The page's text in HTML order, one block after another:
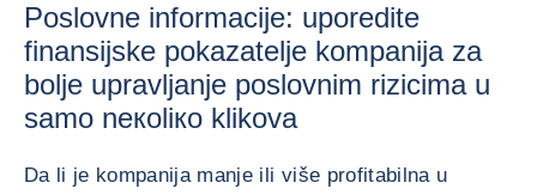
Poslovne informacije: uporedite
finansijske pokazatelje kompanija za
bolje upravljanje poslovnim rizicima u
samo neкoliкo klikova
Da li je kompanija manje ili više profitabilna u